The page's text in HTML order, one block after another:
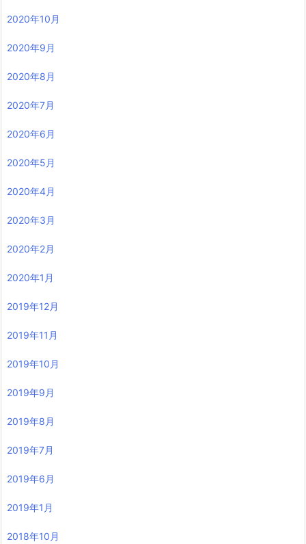
2020年10月
2020年9月
2020年8月
2020年7月
2020年6月
2020年5月
2020年4月
2020年3月
2020年2月
2020年1月
2019年12月
2019年11月
2019年10月
2019年9月
2019年8月
2019年7月
2019年6月
2019年1月
2018年10月